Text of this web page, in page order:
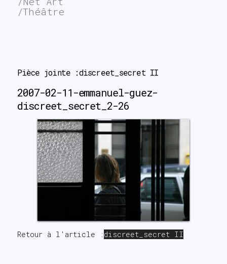
Pièce jointe :discreet_secret II
2007-02-11-emmanuel-guez-
discreet_secret_2-26
Retour à l'article : discreet_secret II
/Théâtre